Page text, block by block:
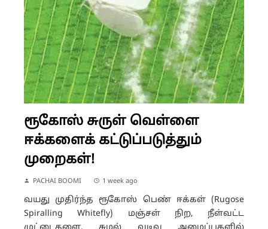
ரூகோஸ் சுருள் வெள்ளை
ஈக்களைக் கட்டுப்படுத்தும்
முறைகள்!
PACHAI BOOMI 1 week ago
வயது முதிர்ந்த ரூகோஸ் பெண் ஈக்கள் (Rugose
Spiralling Whitefly) மஞ்சள் நிற, நீள்வட்ட